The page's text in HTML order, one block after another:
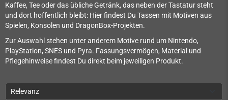
Kaffee, Tee oder das übliche Getränk, das neben der Tastatur steht
und dort hoffentlich bleibt: Hier findest Du Tassen mit Motiven aus
Spielen, Konsolen und DragonBox-Projekten.
Zur Auswahl stehen unter anderem Motive rund um Nintendo,
PlayStation, SNES und Pyra. Fassungsvermögen, Material und
Pflegehinweise findest Du direkt beim jeweiligen Produkt.
Relevanz